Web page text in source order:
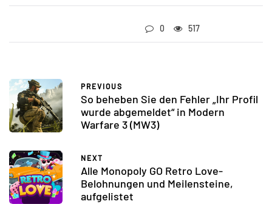
0 517
PREVIOUS
So beheben Sie den Fehler „Ihr Profil
wurde abgemeldet“ in Modern
Warfare 3 (MW3)
NEXT
Alle Monopoly GO Retro Love-
Belohnungen und Meilensteine,
aufgelistet